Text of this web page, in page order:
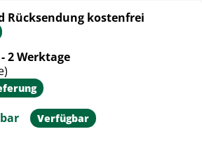
Rücksendung kostenfrei
2 Werktage
Verfügbar